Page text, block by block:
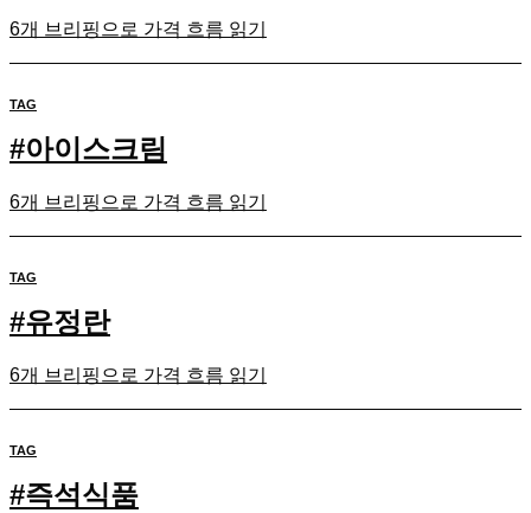
6개 브리핑으로 가격 흐름 읽기
TAG
#아이스크림
6개 브리핑으로 가격 흐름 읽기
TAG
#유정란
6개 브리핑으로 가격 흐름 읽기
TAG
#즉석식품